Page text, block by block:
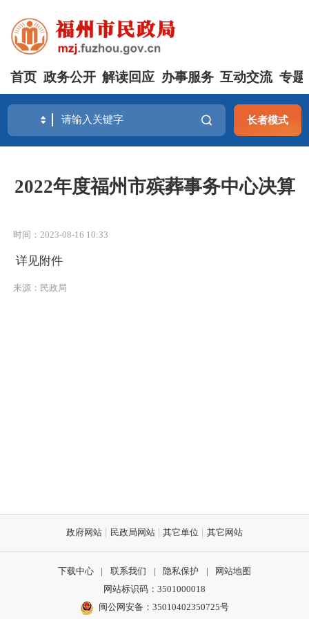
首页 政务公开 解读回应 办事服务 互动交流 专题
长者模式
2022年度福州市殡葬事务中心决算
时间：2023-08-16 10:33
详见附件
来源：民政局
政府网站 民政局网站 其它单位 其它网站
下载中心 | 联系我们 | 隐私保护 |
网站地图
网站标识码：3501000018
闽公网安备：35010402350725号